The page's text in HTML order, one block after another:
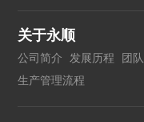
关于永顺
公司简介 发展历程 团队
生产管理流程